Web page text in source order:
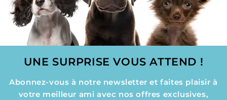
UNE SURPRISE VOUS ATTEND !
Abonnez-vous à notre newsletter et faites plaisir à
votre meilleur ami avec nos offres exclusives,